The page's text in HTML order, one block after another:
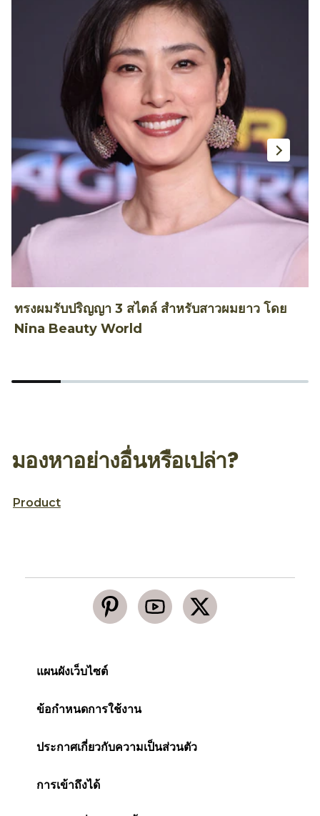
ทรงผมรับปริญญา 3 สไตล์ สำหรับสาวผมยาว โดย
Nina Beauty World
มองหาอย่างอื่นหรือเปล่า?
Product
แผนผังเว็บไซต์
ข้อกำหนดการใช้งาน
ประกาศเกี่ยวกับความเป็นส่วนตัว
การเข้าถึงได้